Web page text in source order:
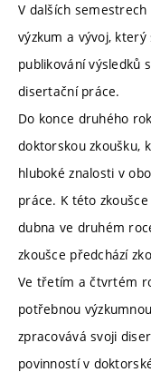
V dalších
výzkum a vývoj,
publikování výsledků
disertační práce.
Do konce druhého
doktorskou zkoušku,
hluboké znalosti v
práce. K této
dubna ve druhém
zkoušce předchází
Ve třetím a čtvrtém
potřebnou
zpracovává svoji
povinností v